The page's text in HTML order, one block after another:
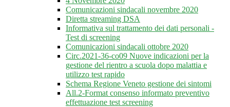
Comunicazioni sindacali novembre 2020
Diretta streaming DSA
Informativa sul trattamento dei dati personali -
Test di screening
Comunicazioni sindacali ottobre 2020
Circ.2021-36-co09 Nuove indicazioni per la
gestione del rientro a scuola dopo malattia e
utilizzo test rapido
Schema Regione Veneto gestione dei sintomi
All.2-Format consenso informato preventivo
effettuazione test screening